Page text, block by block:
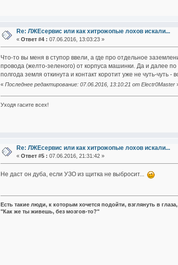
Re: ЛЖЕсервис или как хитрожопые лохов искали...
« Ответ #4 : 07.06.2016, 13:03:23 »
Что-то вы меня в ступор ввели, а где про отдельное
провода (желто-зеленого) от корпуса машинки. Да и далее по
полгода земля откинута и контакт коротит уже не чуть-чуть -
« Последнее редактирование: 07.06.2016, 13:10:21 от Electr0Master
Уходя гасите всех!
Re: ЛЖЕсервис или как хитрожопые лохов искали...
« Ответ #5 : 07.06.2016, 21:31:42 »
Не даст он дуба, если УЗО из щитка не выбросит...
Есть такие люди, к которым хочется подойти, взглянуть в
"Как же ты живешь, без мозгов-то?"